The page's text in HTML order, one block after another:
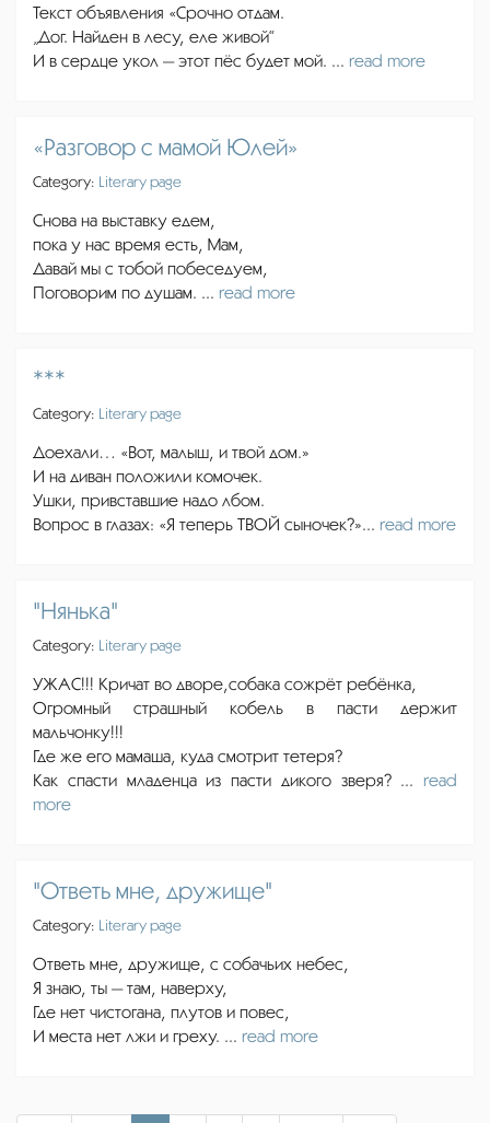
Текст объявления «Срочно отдам.
„Дог. Найден в лесу, еле живой“
И в сердце укол — этот пёс будет мой. ... read more
«Разговор с мамой Юлей»
Category: Literary page
Снова на выставку едем,
пока у нас время есть, Мам,
Давай мы с тобой побеседуем,
Поговорим по душам. ... read more
***
Category: Literary page
Доехали… «Вот, малыш, и твой дом.»
И на диван положили комочек.
Ушки, привставшие надо лбом.
Вопрос в глазах: «Я теперь ТВОЙ сыночек?»... read more
"Нянька"
Category: Literary page
УЖАС!!! Кричат во дворе,собака сожрёт ребёнка,
Огромный страшный кобель в пасти держит
мальчонку!!!
Где же его мамаша, куда смотрит тетеря?
Как спасти младенца из пасти дикого зверя? ... read
more
"Ответь мне, дружище"
Category: Literary page
Ответь мне, дружище, с собачьих небес,
Я знаю, ты — там, наверху,
Где нет чистогана, плутов и повес,
И места нет лжи и греху. ... read more